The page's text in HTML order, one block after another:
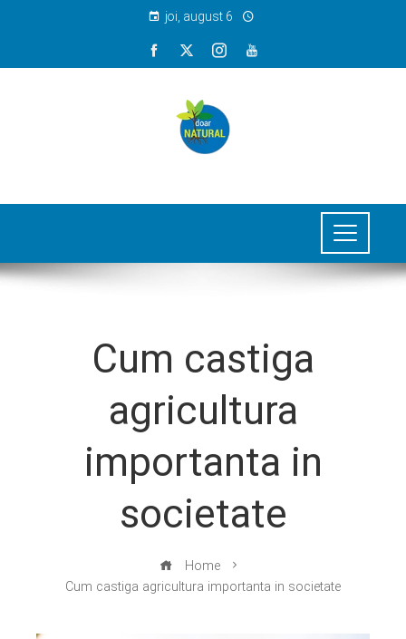
joi, august 6
Cum castiga
agricultura
importanta in
societate
Home
Cum castiga agricultura importanta in societate